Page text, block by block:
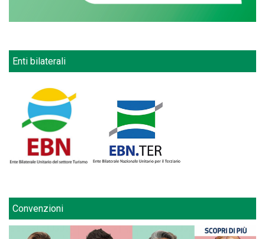
Enti bilaterali
Convenzioni